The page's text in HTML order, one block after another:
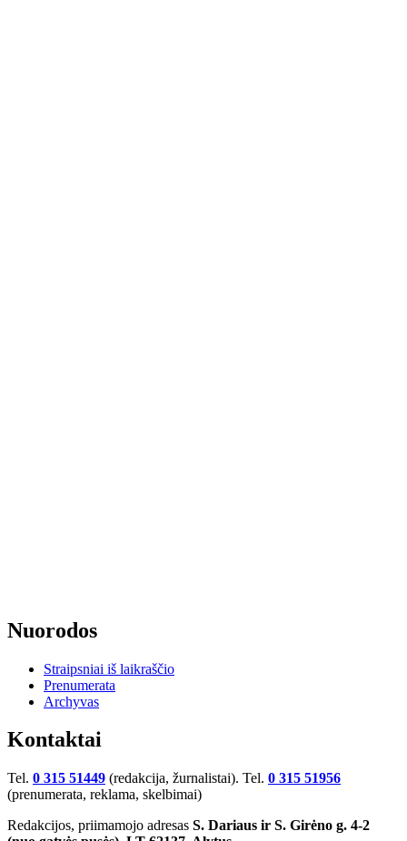
Nuorodos
Straipsniai iš laikraščio
Prenumerata
Archyvas
Kontaktai
Tel. 0 315 51449 (redakcija, žurnalistai). Tel. 0 315 51956
(prenumerata, reklama, skelbimai)
Redakcijos, priimamojo adresas S. Dariaus ir S. Girėno g. 4-2